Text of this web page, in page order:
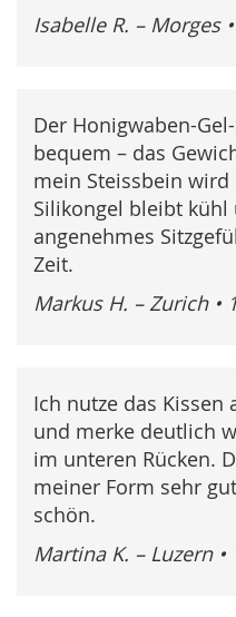
Isabelle R. – Morges •
Der Honigwaben-
bequem – das
mein Steissbein
Silikongel bleibt
angenehmes
Zeit.
Markus H. – Zurich •
Ich nutze das
und merke deutlich
im unteren Rücken.
meiner Form sehr
schön.
Martina K. – Luzern •